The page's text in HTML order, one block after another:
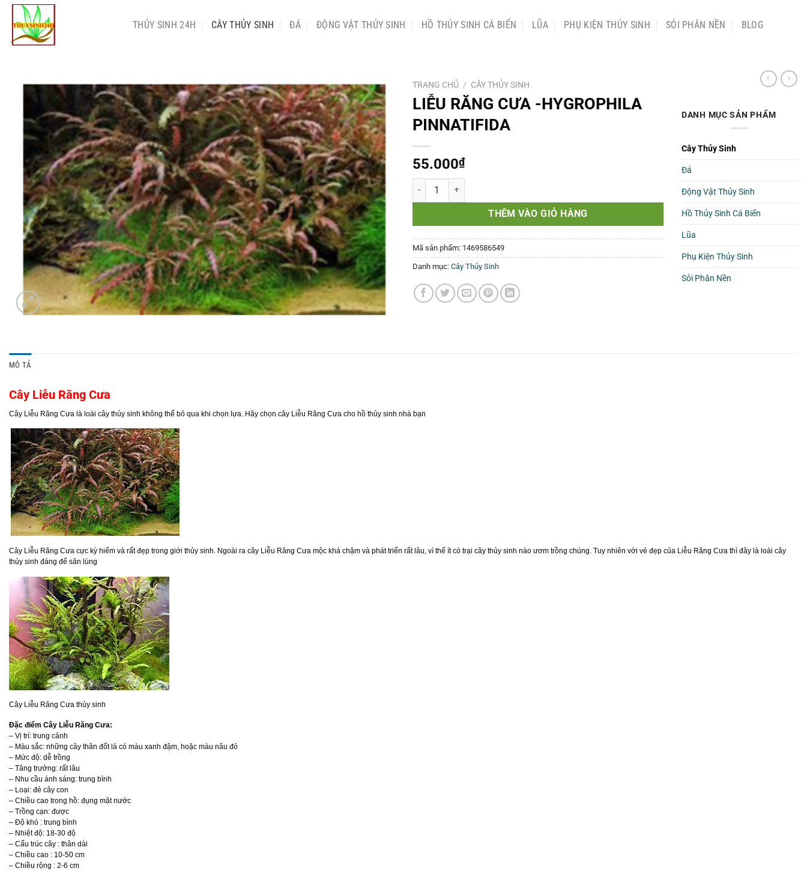
Chuyển
đến
THỦY SINH 24H CÂY THỦY SINH ĐÁ ĐỘNG VẬT THỦY SINH HỒ THỦY SINH CÁ BIỂN LŨA PHỤ KIỆN THỦY SINH SỎI PHÂN NỀN BLOG
TRANG CHỦ / CÂY THỦY SINH
LIỄU RĂNG CƯA -HYGROPHILA
PINNATIFIDA
55.000₫
LIỄU RĂNG CƯA -HYGROPHILA PINNATIFIDA số lượng
THÊM VÀO GIỎ HÀNG
Mã sản phẩm: 1469586549
Danh mục: Cây Thủy Sinh
DANH MỤC SẢN PHẨM
Cây Thủy Sinh
Đá
Động Vật Thủy Sinh
Hồ Thủy Sinh Cá Biển
Lũa
Phụ Kiện Thủy Sinh
Sỏi Phân Nền
MÔ TẢ
Cây Liễu Răng Cưa
Cây Liễu Răng Cưa là loài cây thủy sinh không thể bỏ qua khi chọn lựa. Hãy chọn cây Liễu Răng Cưa cho hồ thủy sinh nhà bạn
Cây Liễu Răng Cưa cực kỳ hiếm và rất đẹp trong giới thủy sinh. Ngoài ra cây Liễu Răng Cưa mộc khá chậm và phát triển rất lâu, vì thế ít có trại cây thủy sinh nào ươm trồng chúng. Tuy nhiên với vẻ đẹp của Liễu Răng Cưa thì đây là loài cây
thủy sinh đáng để săn lùng
Cây Liễu Răng Cưa thủy sinh
Đặc điểm Cây Liễu Răng Cưa:
– Vị trí: trung cảnh
– Màu sắc: những cây thân đốt lá có màu xanh đậm, hoặc màu nâu đỏ
– Mức độ: dễ trồng
– Tăng trưởng: rất lâu
– Nhu cầu ánh sáng: trung bình
– Loại: đẻ cây con
– Chiều cao trong hồ: đụng mặt nước
– Trồng cạn: được
– Độ khó : trung bình
– Nhiệt độ: 18-30 độ
– Cấu trúc cây : thân dài
– Chiều cao : 10-50 cm
– Chiều rộng : 2-6 cm